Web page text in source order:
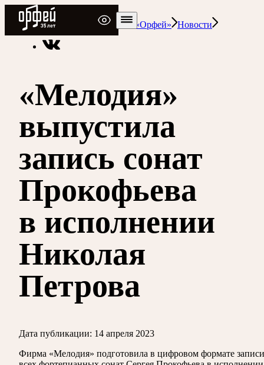
Радио Орфей
Радио классической музыки «Орфей»
Новости
«Мелодия»
выпустила
запись сонат
Прокофьева
в исполнении
Николая
Петрова
Дата публикации: 14 апреля 2023
Фирма «Мелодия» подготовила в цифровом формате записи